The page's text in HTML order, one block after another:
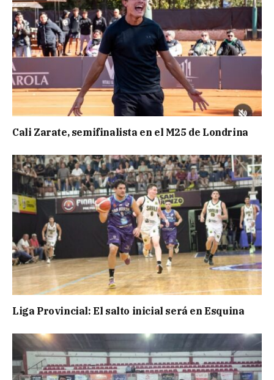
Cali Zarate, semifinalista en el M25 de Londrina
Liga Provincial: El salto inicial será en Esquina